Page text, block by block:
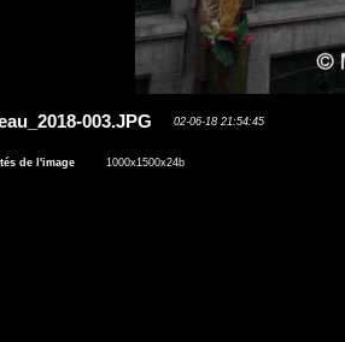
003.JPG 02-06-18 21:54:45
de l'image 1000x1500x24b